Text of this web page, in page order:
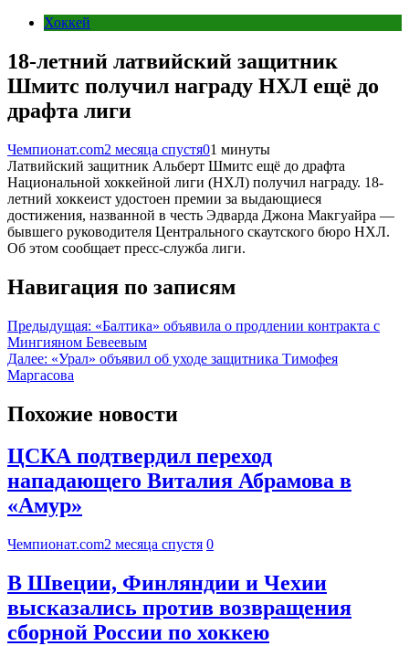
Хоккей
18-летний латвийский защитник
Шмитс получил награду НХЛ ещё до
драфта лиги
Чемпионат.com2 месяца спустя01 минуты
Латвийский защитник Альберт Шмитс ещё до драфта
Национальной хоккейной лиги (НХЛ) получил награду. 18-
летний хоккеист удостоен премии за выдающиеся
достижения, названной в честь Эдварда Джона Макгуайра —
бывшего руководителя Центрального скаутского бюро НХЛ.
Об этом сообщает пресс-служба лиги.
Навигация по записям
Предыдущая: «Балтика» объявила о продлении контракта с
Мингияном Бевеевым
Далее: «Урал» объявил об уходе защитника Тимофея
Маргасова
Похожие новости
ЦСКА подтвердил переход
нападающего Виталия Абрамова в
«Амур»
Чемпионат.com2 месяца спустя 0
В Швеции, Финляндии и Чехии
высказались против возвращения
сборной России по хоккею